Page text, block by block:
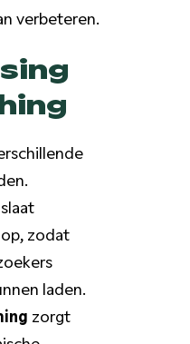
verbeteren.
slaat
zodat
laden.
zorgt